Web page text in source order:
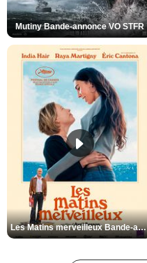
Mutiny Bande-annonce VO STFR
Les Matins merveilleux Bande-annonce VF